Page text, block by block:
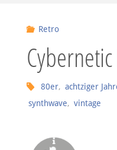
Retro
80er, achtziger
synthwave, vintage